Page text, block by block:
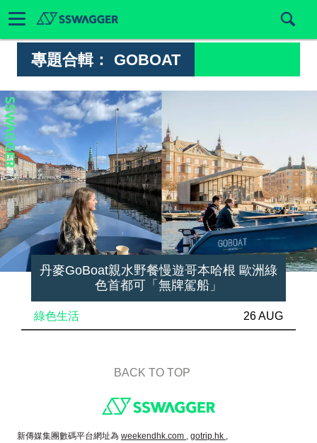
專題合輯： GOBOAT
丹麥GoBoat親水野餐慢遊哥本哈根 歐洲綠
色首都可「無牌駕船」
綠色生活 26 AUG
BACK TO TOP
新傳媒集團數碼平台網址為 weekendhk.com , gotrip.hk ,